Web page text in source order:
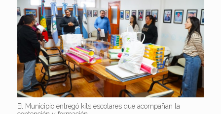
El Municipio entregó kits escolares que acompañan la